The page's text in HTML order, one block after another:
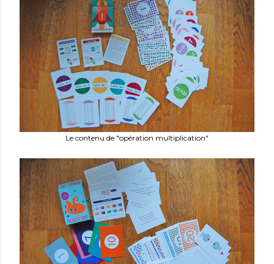
Le contenu de "opération multiplication"